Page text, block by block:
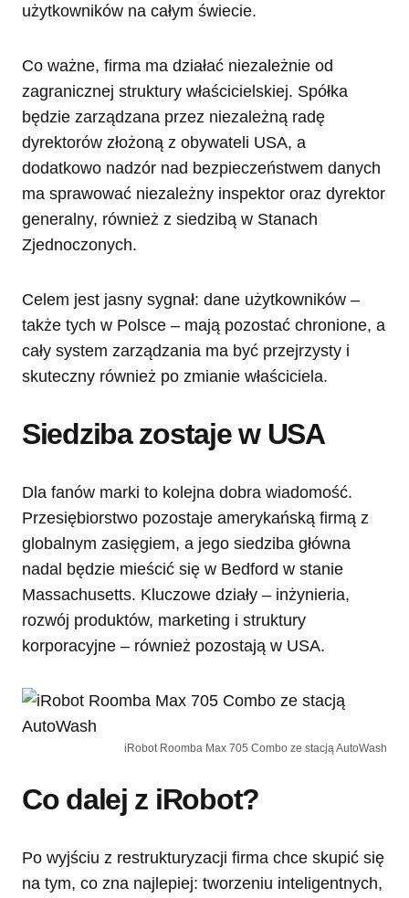
użytkowników na całym świecie.
Co ważne, firma ma działać niezależnie od
zagranicznej struktury właścicielskiej. Spółka
będzie zarządzana przez niezależną radę
dyrektorów złożoną z obywateli USA, a
dodatkowo nadzór nad bezpieczeństwem danych
ma sprawować niezależny inspektor oraz dyrektor
generalny, również z siedzibą w Stanach
Zjednoczonych.
Celem jest jasny sygnał: dane użytkowników –
także tych w Polsce – mają pozostać chronione, a
cały system zarządzania ma być przejrzysty i
skuteczny również po zmianie właściciela.
Siedziba zostaje w USA
Dla fanów marki to kolejna dobra wiadomość.
Przesiębiorstwo pozostaje amerykańską firmą z
globalnym zasięgiem, a jego siedziba główna
nadal będzie mieścić się w Bedford w stanie
Massachusetts. Kluczowe działy – inżynieria,
rozwój produktów, marketing i struktury
korporacyjne – również pozostają w USA.
iRobot Roomba Max 705 Combo ze stacją AutoWash
Co dalej z iRobot?
Po wyjściu z restrukturyzacji firma chce skupić się
na tym, co zna najlepiej: tworzeniu inteligentnych,